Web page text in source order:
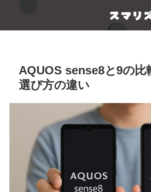
AQUOS sense8と9の比
選び方の違い